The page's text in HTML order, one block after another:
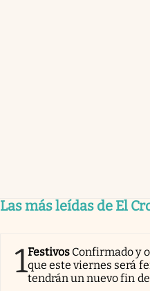
Las más leídas de El
1Festivos Confirmado y
que este viernes será
tendrán un nuevo fin